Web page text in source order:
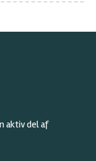
aktiv del af